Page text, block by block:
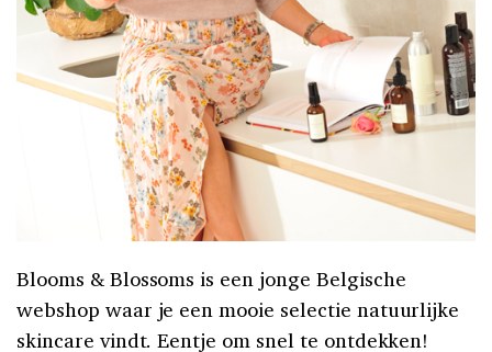
Blooms & Blossoms is een jonge Belgische
webshop waar je een mooie selectie natuurlijke
skincare vindt. Eentje om snel te ontdekken!